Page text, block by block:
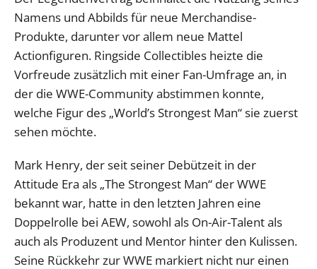
Namens und Abbilds für neue Merchandise-
Produkte, darunter vor allem neue Mattel
Actionfiguren. Ringside Collectibles heizte die
Vorfreude zusätzlich mit einer Fan-Umfrage an, in
der die WWE-Community abstimmen konnte,
welche Figur des „World’s Strongest Man“ sie zuerst
sehen möchte.
Mark Henry, der seit seiner Debützeit in der
Attitude Era als „The Strongest Man“ der WWE
bekannt war, hatte in den letzten Jahren eine
Doppelrolle bei AEW, sowohl als On-Air-Talent als
auch als Produzent und Mentor hinter den Kulissen.
Seine Rückkehr zur WWE markiert nicht nur einen